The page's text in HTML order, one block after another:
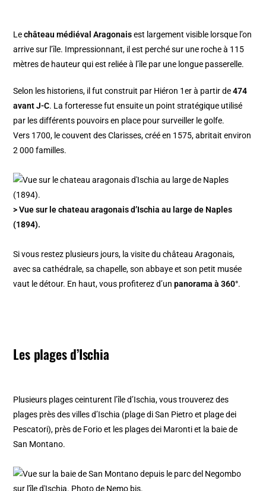
Lechâteau médiéval Aragonaisest largement visible lorsque l’on
arrive sur l’île. Impressionnant, il est perché sur une roche à 115
mètres de hauteur qui est reliée à l’île par une longue passerelle.
Selon les historiens, i l fut construit par Hiéron 1erà partir de474
avant J-C. La forteresse fut ensuite un point stratégique utilisé
par les différents pouvoirs en place pour surveiller le golfe.
Vers 1700, le couvent des Clarisses, créé en 1575, abritait environ
2 000 familles.
> Vue sur le chateau aragonais d’Ischia au large de Naples
(1894).
Si vous restez plusieurs jours, la visite du château Aragonais,
avec sa cathédrale, sa chapelle, son abbaye et son petit musée
vaut le détour. En haut, vous profiterez d’unpanorama à 360°.
Les plages d’Ischia
Plusieurs plages ceinturent l’île d’Ischia, vous trouverez des
plages près des villes d’Ischia (plage di San Pietro et plage dei
Pescatori), près de Forio et les plages dei Maronti et la baie de
San Montano.